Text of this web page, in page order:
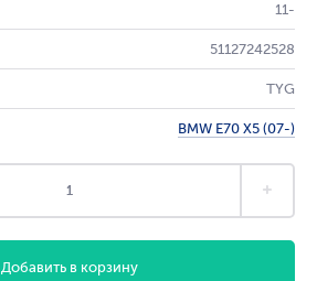
11-
51127242528
TYG
BMW E70 X5 (07-)
Добавить в корзину